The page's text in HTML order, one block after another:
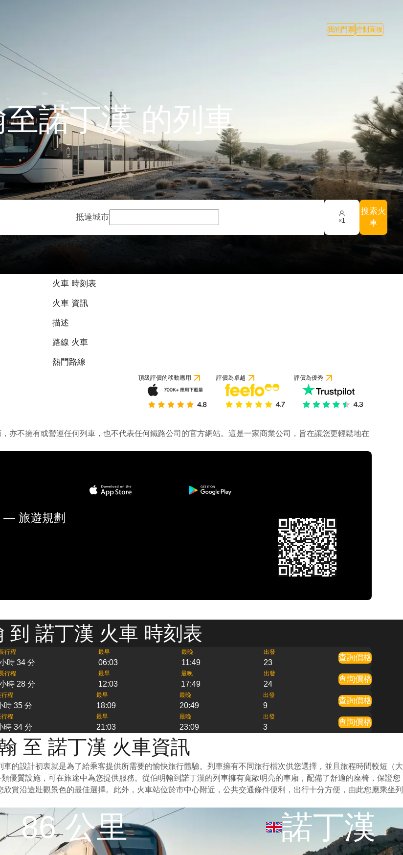
我的門票控制面板
諾丁漢 的列車
抵達城市 ×1
搜索火
車
火車 時刻表
火車 資訊
描述
路線 火車
熱門路線
頂級評價的移動應用 評價為卓越 評價為優秀
亦不擁有或營運任何列車，也不代表任何鐵路公司的官方網站。這是一家商業公司，旨在讓您更輕鬆地在
— 旅遊規劃
到 諾丁漢 火車 時刻表
行程
時 34 分
最早
06:03
最晚
11:49
出發
23
查詢價格
行程
時 28 分
最早
12:03
最晚
17:49
出發
24
查詢價格
行程
時 35 分
最早
18:09
最晚
20:49
出發
9
查詢價格
行程
時 34 分
最早
21:03
最晚
23:09
出發
3
查詢價格
至 諾丁漢 火車資訊
的設計初衷就是為了給乘客提供所需要的愉快旅行體驗。列車擁有不同旅行檔次供您選擇，並且旅程時間較短（大
優質設施，可在旅途中為您提供服務。從伯明翰到諾丁漢的列車擁有寬敞明亮的車廂，配備了舒適的座椅，保證您
賞沿途壯觀景色的最佳選擇。此外，火車站位於市中心附近，公共交通條件便利，出行十分方便，由此您應乘坐列
86 公里 諾丁漢